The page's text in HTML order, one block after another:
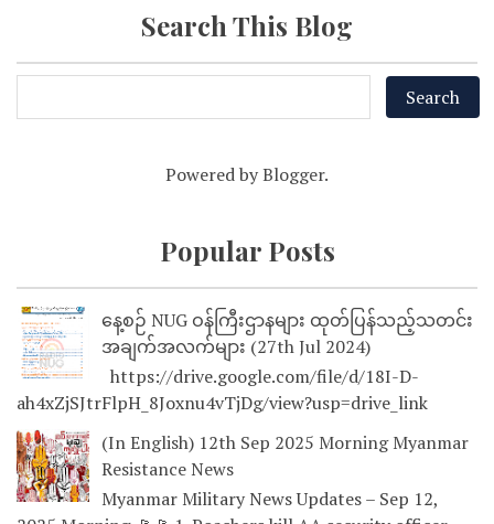
Search This Blog
Powered byBlogger.
Popular Posts
နေ့စဉ် NUG ဝန်ကြီးဌာနများ ထုတ်ပြန်သည့်သတင်း
အချက်အလက်များ (27th Jul 2024)
https://drive.google.com/file/d/18I-D-
ah4xZjSJtrFlpH_8Joxnu4vTjDg/view?usp=drive_link
(In English) 12th Sep 2025 Morning Myanmar
Resistance News
Myanmar Military News Updates – Sep 12,